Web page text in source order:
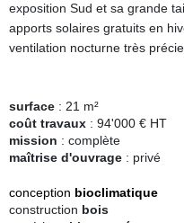
exposition Sud et sa grande
apports solaires gratuits en
ventilation nocturne très
surface : 21 m²
coût travaux : 94'000 € HT
mission : complète
maîtrise d'ouvrage : privé
conception bioclimatique
construction bois